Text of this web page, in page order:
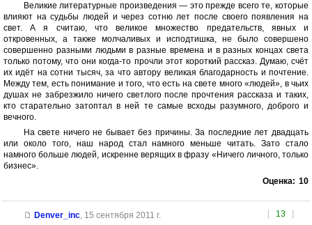
Великие литературные произведения — это прежде всего те, которые
влияют на судьбы людей и через сотню лет после своего появления на
свет. А я считаю, что великое множество предательств, явных и
откровенных, а также молчаливых и исподтишка, не было совершено
совершенно разными людьми в разные времена и в разных концах света
только потому, что они когда-то прочли этот короткий рассказ. Думаю, счёт
их идёт на сотни тысяч, за что автору великая благодарность и почтение.
Между тем, есть понимание и того, что есть на свете много «людей», в чьих
душах не забрезжило ничего светлого после прочтения рассказа и таких,
кто старательно затоптал в ней те самые всходы разумного, доброго и
вечного.
На свете ничего не бывает без причины. За последние лет двадцать
или около того, наш народ стал намного меньше читать. Зато стало
намного больше людей, искренне верящих в фразу «Ничего личного, только
бизнес».
Оценка: 10
[ 13 ]
Denver_inc, 15 сентября 2011 г.